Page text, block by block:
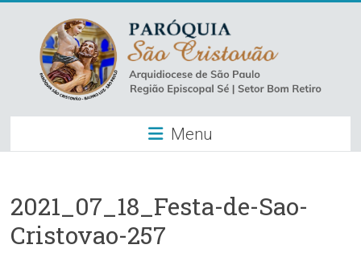
content
Paróquia
São
–
Luz
Menu
2021_07_18_Festa-de-Sao-
Cristovao-257